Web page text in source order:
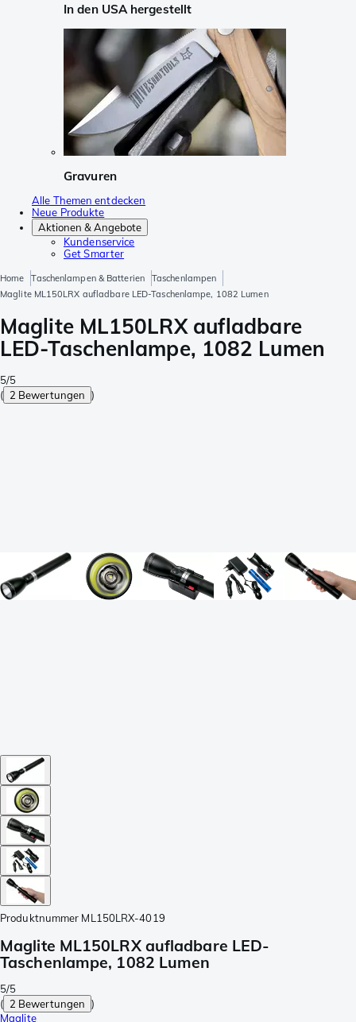
In den USA hergestellt
Gravuren
Alle Themen entdecken
Neue Produkte
Aktionen & Angebote
Kundenservice
Get Smarter
Home Taschenlampen & Batterien
Taschenlampen
Maglite ML150LRX aufladbare LED-Taschenlampe, 1082 Lumen
Maglite ML150LRX aufladbare
LED-Taschenlampe, 1082 Lumen
5/5
( 2 Bewertungen )
Produktnummer ML150LRX-4019
Maglite ML150LRX aufladbare LED-
Taschenlampe, 1082 Lumen
5/5
( 2 Bewertungen )
Maglite